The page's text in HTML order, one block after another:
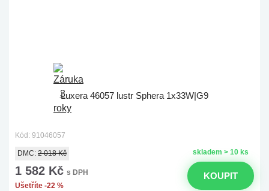
Luxera 46057 lustr Sphera 1x33W|G9
Kód: 91046057
skladem > 10 ks
DMC: 2 018 Kč
1 582 Kč s DPH
Ušetříte -22 %
KOUPIT